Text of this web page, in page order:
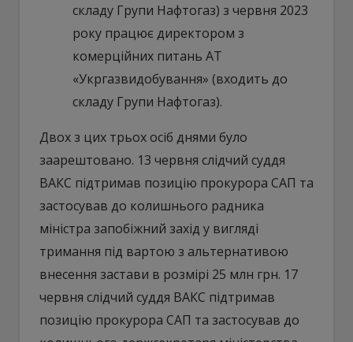
складу Групи Нафтогаз) з червня 2023
року працює директором з
комерційних питань АТ
«Укргазвидобування» (входить до
складу Групи Нафтогаз).
Двох з цих трьох осіб днями було
заарештовано. 13 червня слідчий суддя
ВАКС підтримав позицію прокурора САП та
застосував до колишнього радника
міністра запобіжний захід у вигляді
тримання під вартою з альтернативою
внесення застави в розмірі 25 млн грн. 17
червня слідчий суддя ВАКС підтримав
позицію прокурора САП та застосував до